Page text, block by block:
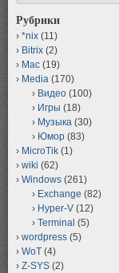
Рубрики
*nix (11)
Bitrix (2)
Mac (19)
Media (170)
Видео (100)
Игры (18)
Музыка (30)
Юмор (83)
MicroTik (1)
wiki (62)
Windows (261)
Exchange (82)
Hyper-V (12)
Terminal (5)
wordpress (5)
WoT (4)
Z-SYS (2)